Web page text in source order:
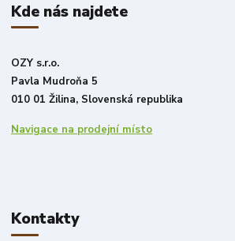
Kde nás najdete
OZY s.r.o.
Pavla Mudroňa 5
010 01 Žilina, Slovenská republika
Navigace na prodejní místo
Kontakty